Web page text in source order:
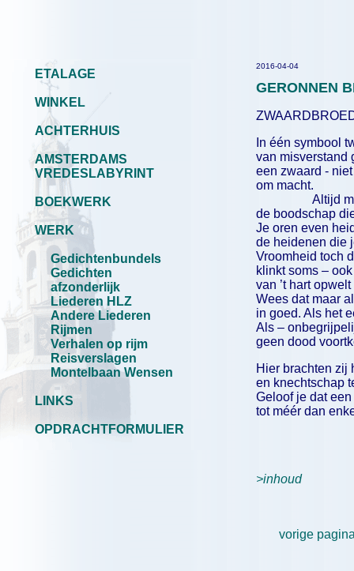
ETALAGE
WINKEL
ACHTERHUIS
AMSTERDAMS
VREDESLABYRINT
BOEKWERK
WERK
Gedichtenbundels
Gedichten
afzonderlijk
Liederen HLZ
Andere Liederen
Rijmen
Verhalen op rijm
Reisverslagen
Montelbaan Wensen
LINKS
OPDRACHTFORMULIER
2016-04-04
GERONNEN
In één symbool
van misverstand
een zwaard -
om macht.
Altijd maar
de boodschap
Je oren even
de heidenen die
Vroomheid toch
klinkt soms –
van ’t hart
Wees dat maar
in goed. Als het
Als –
geen dood
Hier brachten zij
en knechtschap
Geloof je dat
tot méér dan
>inhoud
vorige